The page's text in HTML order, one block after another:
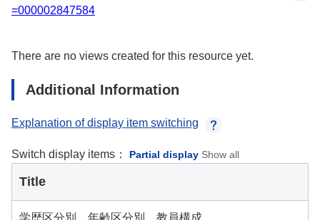
=000002847584
There are no views created for this resource yet.
Additional Information
Explanation of display item switching
Switch display items： Partial display Show all
Title
学歴区分別 年齢区分別 教員構成